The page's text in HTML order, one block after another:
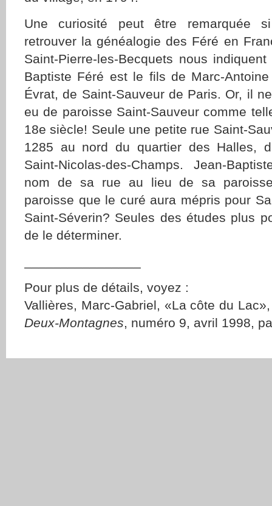
Une curiosité peut être remarquée
retrouver la généalogie des Féré en
Saint-Pierre-les-Becquets nous
Baptiste Féré est le fils de Marc-
Évrat, de Saint-Sauveur de Paris. Or, il
eu de paroisse Saint-Sauveur comme
18e siècle! Seule une petite rue Saint-
1285 au nord du quartier des Halles,
Saint-Nicolas-des-Champs. Jean-
nom de sa rue au lieu de sa
paroisse que le curé aura mépris pour
Saint-Séverin? Seules des études plus
de le déterminer.
Pour plus de détails, voyez :
Vallières, Marc-Gabriel, «La côte du
Deux-Montagnes, numéro 9, avril 1998,